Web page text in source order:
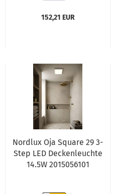
152,21 EUR
Nordlux Oja Square 29 3-
Step LED Deckenleuchte
14.5W 2015056101